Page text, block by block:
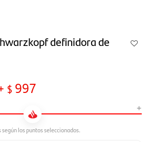
definidora de
$ 997
+